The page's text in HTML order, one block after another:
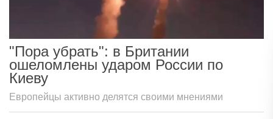
"Пора убрать": в Британии
ошеломлены ударом России по
Киеву
Европейцы активно делятся своими мнениями